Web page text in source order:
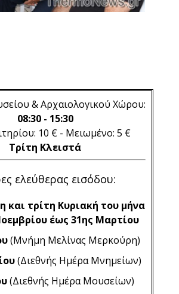
& Αρχαιολογικού Χώρου:
08:30 - 15:30
10 € - Μειωμένο: 5 €
Τρίτη Κλειστά
ελεύθερας εισόδου:
και τρίτη Κυριακή του μήνα
έως 31ης Μαρτίου
(Μνήμη Μελίνας Μερκούρη)
(Διεθνής Ημέρα Μνημείων)
(Διεθνής Ημέρα Μουσείων)